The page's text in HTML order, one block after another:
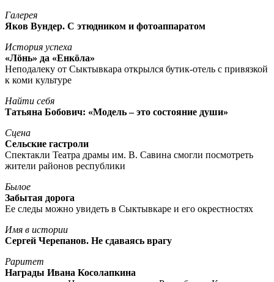
Галерея
Яков Вундер. С этюдником и фотоаппаратом
История успеха
«Лöнь» да «Енкöла»
Неподалеку от Сыктывкара открылся бутик-отель с привязкой
к коми культуре
Найти себя
Татьяна Бобович: «Модель – это состояние души»
Сцена
Сельские гастроли
Спектакли Театра драмы им. В. Савина смогли посмотреть
жители районов республики
Былое
Забытая дорога
Ее следы можно увидеть в Сыктывкаре и его окрестностях
Имя в истории
Сергей Черепанов. Не сдаваясь врагу
Раритет
Награды Ивана Косолапкина